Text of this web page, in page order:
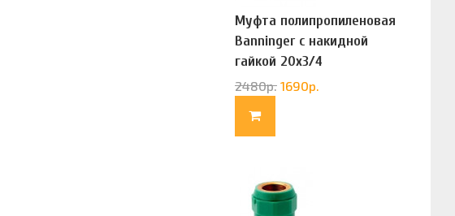
Муфта полипропиленовая
Banninger с накидной
гайкой 20х3/4
(G83322020)
2480р. 1690р.